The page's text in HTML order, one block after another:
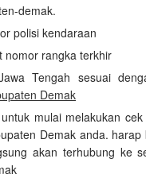
demak.
polisi kendaraan
nomor rangka terkhir
Tengah sesuai
Demak
mulai melakukan
Demak anda. harap
akan terhubung ke